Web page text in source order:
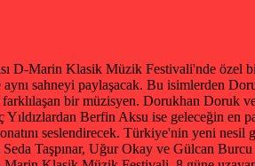
D-Marin Klasik Müzik Festivali'nde özel
sahneyi paylaşacak. Bu isimlerden
bir müzisyen. Dorukhan Doruk
Berfin Aksu ise geleceğin en
seslendirecek. Türkiye'nin yeni
Taşpınar, Uğur Okay ve Gülcan